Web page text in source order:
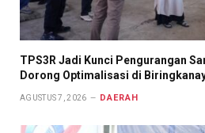
TPS3R Jadi Kunci Pengurangan
Dorong Optimalisasi di
AGUSTUS 7, 2026 DAERAH